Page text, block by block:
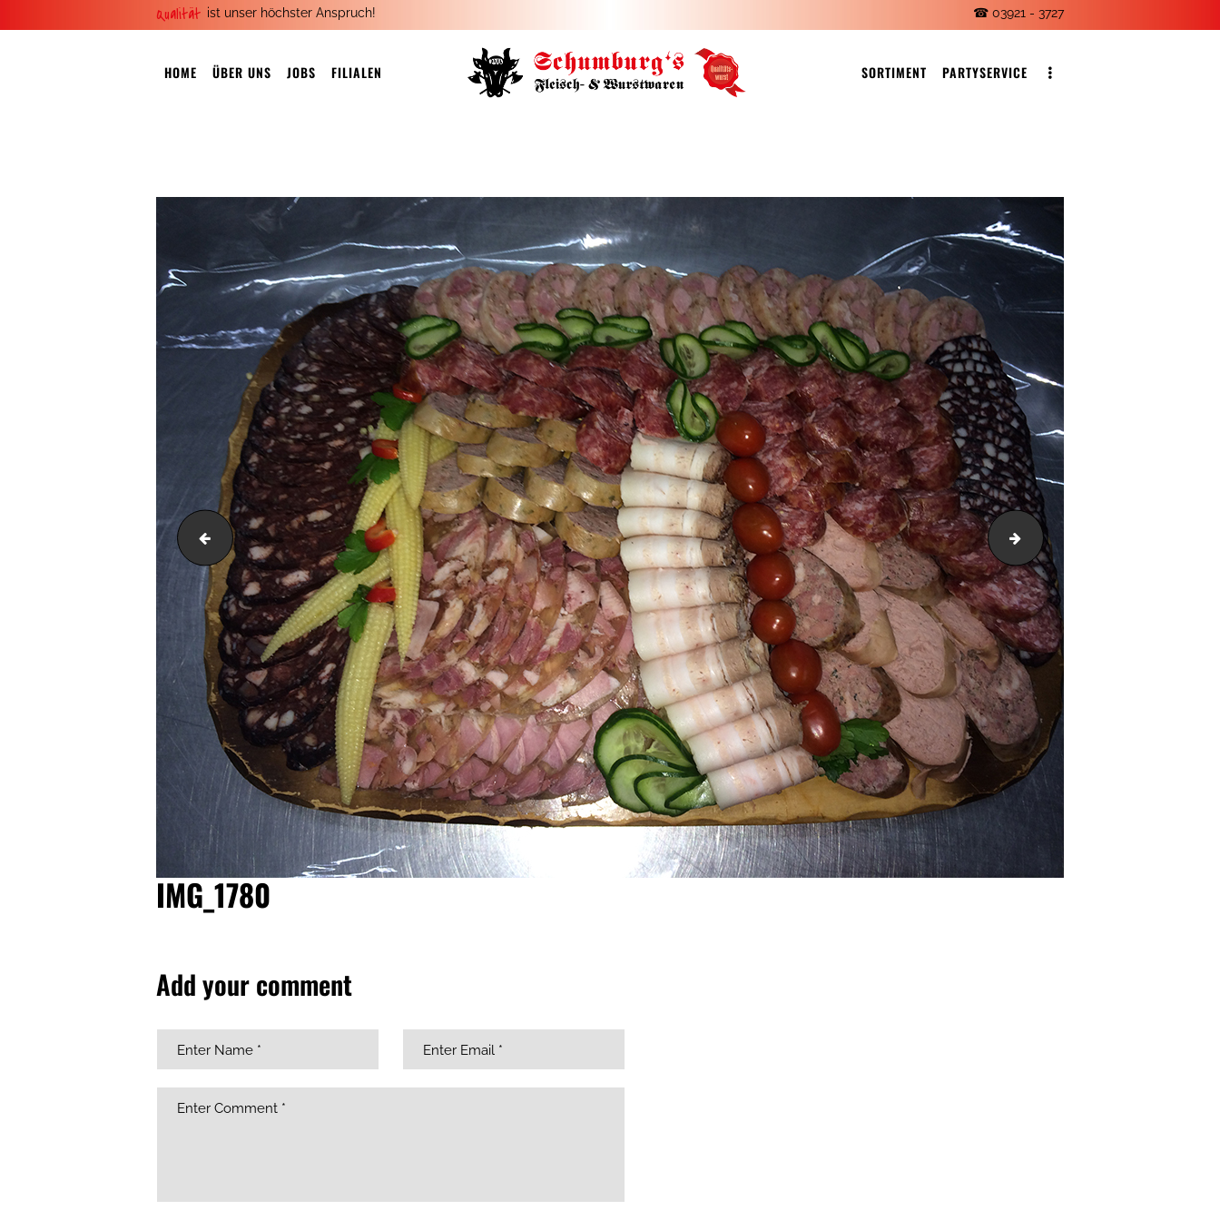
Qualität ist unser höchster Anspruch! ☎ 03921 - 3727
HOME ÜBER UNS JOBS FILIALEN SORTIMENT PARTYSERVICE
HOME
ÜBER UNS
JOBS
SORTIMENT
PARTYSERVICE
KONTAKT
IMG_1561 IMG_1809
IMG_1780
Add your comment